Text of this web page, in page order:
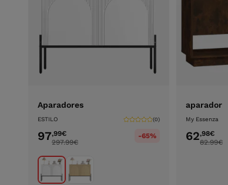
Aparadores
ESTILO (0)
97,99€
297.99€
-65%
aparador
My Essenza
62,98€
82.99€